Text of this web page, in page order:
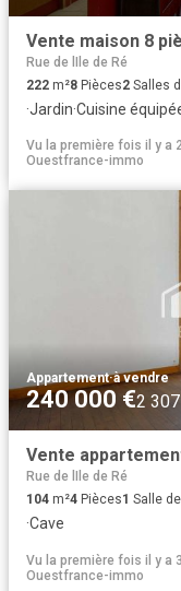
Rue de lIle de Ré
222 m²8 Pièces2 Salles
·Jardin·Cuisine
Vu la première fois il y a
Ouestfrance-immo
Appartement·à vendre
240 000 €2
Vente
Rue de lIle de Ré
104 m²4 Pièces1 Salle
·Cave
Vu la première fois il y a
Ouestfrance-immo